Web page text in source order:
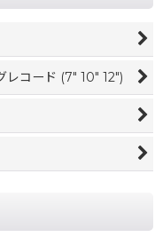
コード (7" 10" 12")